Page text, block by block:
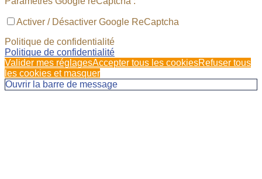
Activer / Désactiver Google ReCaptcha
Politique de confidentialité
Politique de confidentialité
Valider mes réglagesAccepter tous les cookiesRefuser tous
les cookies et masquer
Ouvrir la barre de message